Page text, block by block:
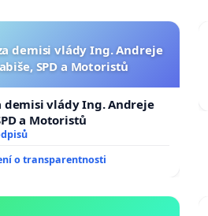
demisi vlády Ing. Andreje
SPD a Motoristů
demisi vlády Ing. Andreje
a Motoristů
o transparentnosti